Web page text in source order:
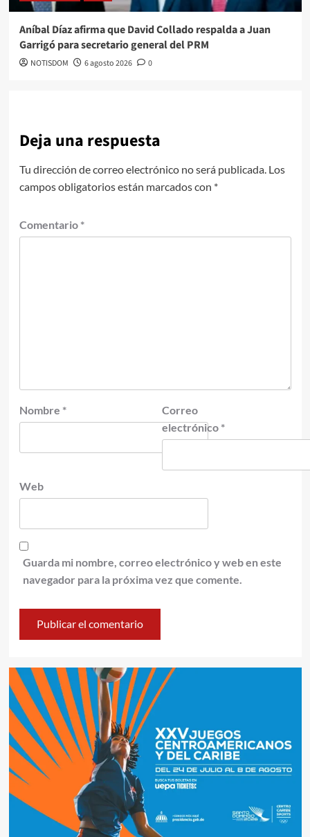
Aníbal Díaz afirma que David Collado respalda a Juan
Garrigó para secretario general del PRM
NOTISDOM 6 agosto 2026 0
Deja una respuesta
Tu dirección de correo electrónico no será publicada. Los
campos obligatorios están marcados con *
Comentario *
Nombre *
Correo
electrónico *
Web
Guarda mi nombre, correo electrónico y web en este
navegador para la próxima vez que comente.